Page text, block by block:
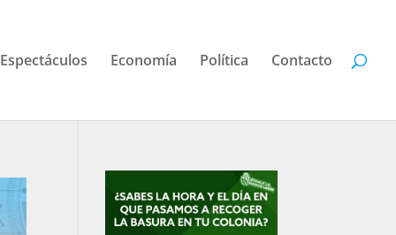
Espectáculos Economía Política Contacto